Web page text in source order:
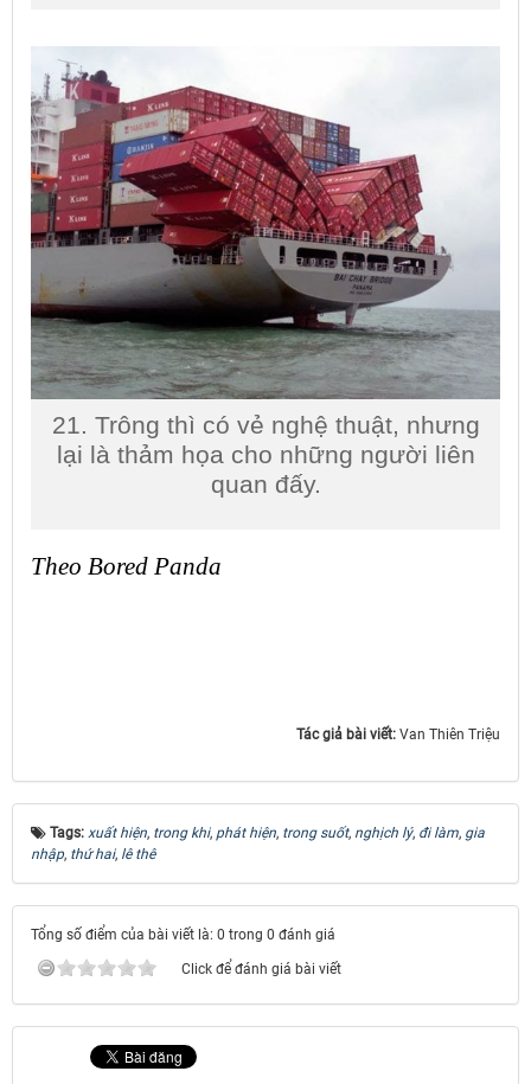
21. Trông thì có vẻ nghệ thuật, nhưng
lại là thảm họa cho những người liên
quan đấy.
Theo Bored Panda
Tác giả bài viết: Van Thiên Triệu
Tags: xuất hiện, trong khi, phát hiện, trong suốt, nghịch lý, đi làm, gia
nhập, thứ hai, lê thê
Tổng số điểm của bài viết là: 0 trong 0 đánh giá
Click để đánh giá bài viết